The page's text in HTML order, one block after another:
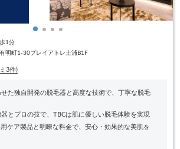
1分
明町1-30プレイアトレ土浦B1F
3件)
せた独自開発の脱毛器と高度な技術で、丁寧な脱毛
とプロの技で、TBCは肌に優しい脱毛体験を実現
ケア製品と明瞭な料金で、安心・効果的な美肌を